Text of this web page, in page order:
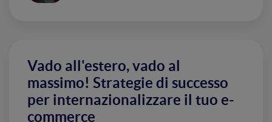
Vado all'estero, vado al
massimo! Strategie di successo
per internazionalizzare il tuo e-
commerce